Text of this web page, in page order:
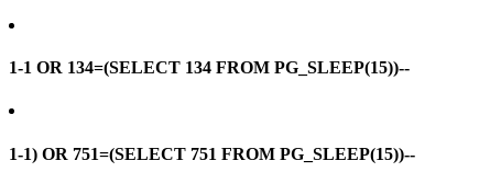
1-1 OR 134=(SELECT 134 FROM PG_SLEEP(15))--
1-1) OR 751=(SELECT 751 FROM PG_SLEEP(15))--